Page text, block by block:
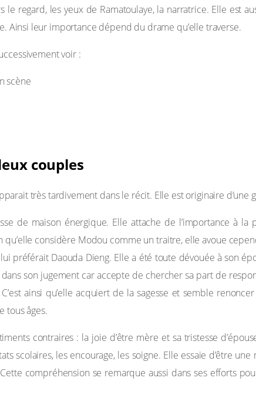
le regard, les yeux de Ramatoulaye, la narratrice. Elle est
Ainsi leur importance dépend du drame qu’elle traverse.
voir :
scène
couples
très tardivement dans le récit. Elle est originaire
de maison énergique. Elle attache de l’importance à
considère Modou comme un traitre, elle avoue
préférait Daouda Dieng. Elle a été toute dévouée à son
son jugement car accepte de chercher sa part de
ainsi qu’elle acquiert de la sagesse et semble
tous âges.
contraires : la joie d’être mère et sa tristesse
scolaires, les encourage, les soigne. Elle essaie d’être
compréhension se remarque aussi dans ses efforts